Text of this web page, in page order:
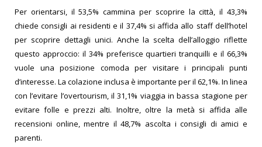
Per orientarsi, il 53,5% cammina per scoprire la città, il 43,3%
chiede consigli ai residenti e il 37,4% si affida allo staff dell’hotel
per scoprire dettagli unici. Anche la scelta dell’alloggio riflette
questo approccio: il 34% preferisce quartieri tranquilli e il 66,3%
vuole una posizione comoda per visitare i principali punti
d’interesse. La colazione inclusa è importante per il 62,1%. In linea
con l’evitare l’overtourism, il 31,1% viaggia in bassa stagione per
evitare folle e prezzi alti. Inoltre, oltre la metà si affida alle
recensioni online, mentre il 48,7% ascolta i consigli di amici e
parenti.